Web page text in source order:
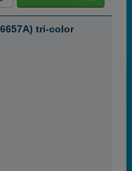
tri-color